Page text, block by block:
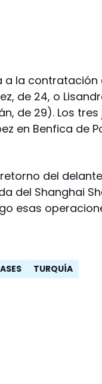
a la
de 24, o
de 29). Los tres
en Benfica de
del
del Shanghai
esas
TURQUÍA